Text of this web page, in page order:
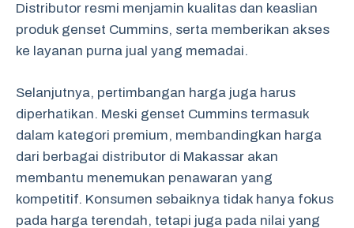
Distributor resmi menjamin kualitas dan keaslian
produk genset Cummins, serta memberikan akses
ke layanan purna jual yang memadai.
Selanjutnya, pertimbangan harga juga harus
diperhatikan. Meski genset Cummins termasuk
dalam kategori premium, membandingkan harga
dari berbagai distributor di Makassar akan
membantu menemukan penawaran yang
kompetitif. Konsumen sebaiknya tidak hanya fokus
pada harga terendah, tetapi juga pada nilai yang